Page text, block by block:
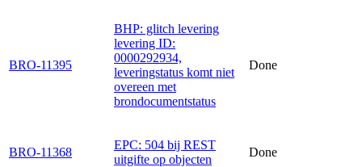
BRO-11395
BHP: glitch levering
levering ID:
0000292934,
leveringstatus komt niet
overeen met
brondocumentstatus
Done
BRO-11368
EPC: 504 bij REST
uitgifte op objecten
Done